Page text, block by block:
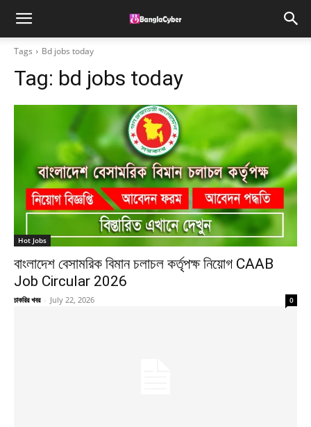
Tags Bd jobs today
Tag: bd jobs today
Hot Jobs
বাংলাদেশ বেসামরিক বিমান চলাচল কর্তৃপক্ষ নিয়োগ CAAB
Job Circular 2026
চাকরির খবর - July 22, 2026 0